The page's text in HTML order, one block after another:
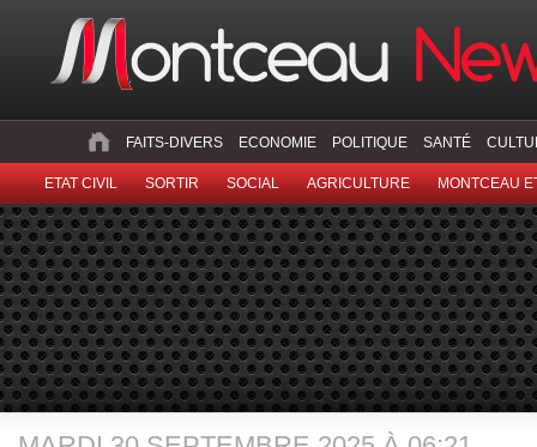
FAITS-DIVERS ECONOMIE POLITIQUE SANTÉ
ETAT CIVIL SORTIR SOCIAL AGRICULTURE MONTCEAU